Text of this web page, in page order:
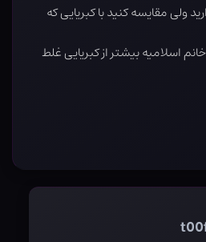
ولی مقایسه کنید با کبریایی که
اسلامیه بیشتر از کبریایی غلط